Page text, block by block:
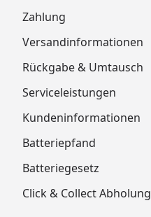
Zahlung
Versandinformationen
Rückgabe & Umtausch
Serviceleistungen
Kundeninformationen
Batteriepfand
Batteriegesetz
Click & Collect Abholung